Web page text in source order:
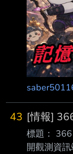
43 [情報]
標題：
開觀測資訊